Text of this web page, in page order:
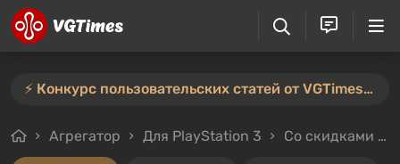
⚡️ Конкурс пользовательских статей от VGTimes продлён — участвуйте тут ⚡️
Агрегатор Для PlayStation 3 Со скидками и без